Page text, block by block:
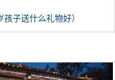
子送什么礼物好）